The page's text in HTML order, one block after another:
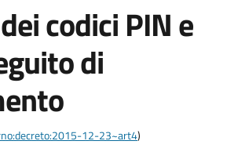
codici PIN e
di
12-23~art4)